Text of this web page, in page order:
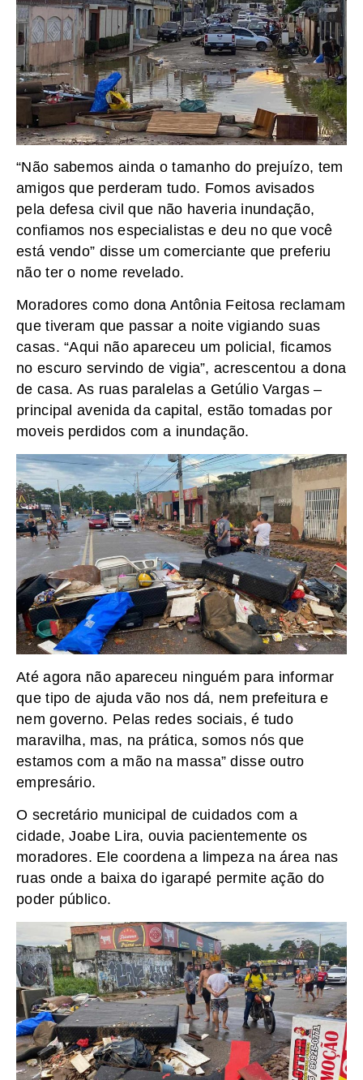
“Não sabemos ainda o tamanho do prejuízo, tem
amigos que perderam tudo. Fomos avisados
pela defesa civil que não haveria inundação,
confiamos nos especialistas e deu no que você
está vendo” disse um comerciante que preferiu
não ter o nome revelado.
Moradores como dona Antônia Feitosa reclamam
que tiveram que passar a noite vigiando suas
casas. “Aqui não apareceu um policial, ficamos
no escuro servindo de vigia”, acrescentou a dona
de casa. As ruas paralelas a Getúlio Vargas –
principal avenida da capital, estão tomadas por
moveis perdidos com a inundação.
Até agora não apareceu ninguém para informar
que tipo de ajuda vão nos dá, nem prefeitura e
nem governo. Pelas redes sociais, é tudo
maravilha, mas, na prática, somos nós que
estamos com a mão na massa” disse outro
empresário.
O secretário municipal de cuidados com a
cidade, Joabe Lira, ouvia pacientemente os
moradores. Ele coordena a limpeza na área nas
ruas onde a baixa do igarapé permite ação do
poder público.